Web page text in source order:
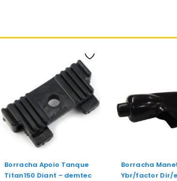
Borracha Apoio Tanque
Titan150 Diant – demtec
Borracha
Ybr/factor Dir/